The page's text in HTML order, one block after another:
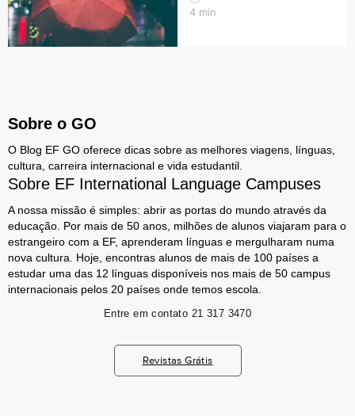
4 min
Sobre o GO
O Blog EF GO oferece dicas sobre as melhores viagens, línguas,
cultura, carreira internacional e vida estudantil.
Sobre EF International Language Campuses
A nossa missão é simples: abrir as portas do mundo através da
educação. Por mais de 50 anos, milhões de alunos viajaram para o
estrangeiro com a EF, aprenderam línguas e mergulharam numa
nova cultura. Hoje, encontras alunos de mais de 100 países a
estudar uma das 12 línguas disponíveis nos mais de 50 campus
internacionais pelos 20 países onde temos escola.
Entre em contato 21 317 3470
Revistas Grátis